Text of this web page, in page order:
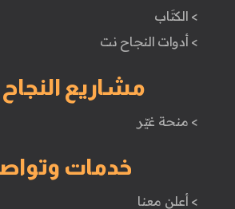
> الكتَاب
> أدوات النجاح نت
مشاريع
> منحة غيّر
خدمات
> أعلن معنا